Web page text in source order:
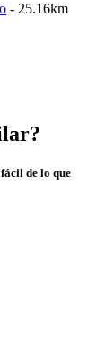
- 25.16km
de lo que